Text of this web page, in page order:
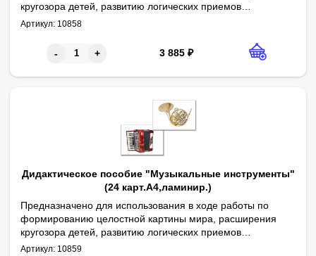
кругозора детей, развитию логических приемов
мышления, обогащению и активизации словаря.
ламинированных пленкой. Сопровождается
методическими рекомендациями.
Авторы: О. В. Печенкина, В. В. Кожевникова
Артикул: 10858
- + 3 885 ₽
Дидактическое пособие "Музыкальные инструменты"
(24 карт.А4,ламинир.)
Предназначено для использования в ходе работы по
формированию целостной картины мира, расширения
кругозора детей, развитию логических приемов
мышления, обогащению и активизации словаря.
Авторы: О. В. Печенкина, В. В. Кожевникова
Артикул: 10859